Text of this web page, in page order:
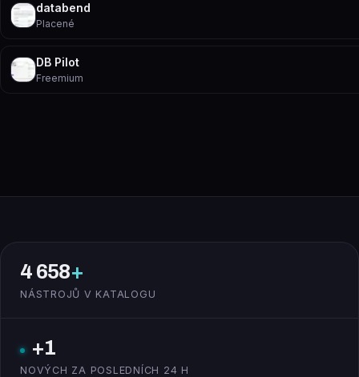
databend
Placené
DB Pilot
Freemium
4 658+
NÁSTROJŮ V KATALOGU
+1
NOVÝCH ZA POSLEDNÍCH 24 H